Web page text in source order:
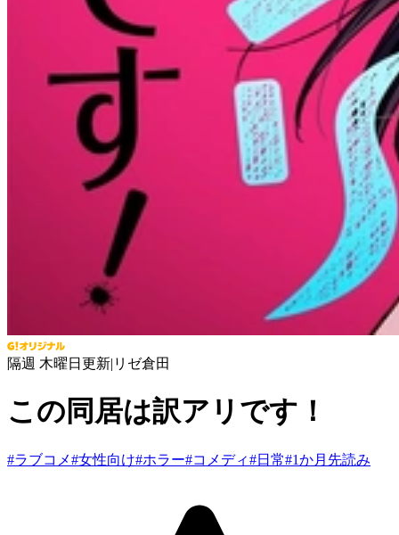
隔週 木曜日更新| リゼ倉田
この同居は訳アリです！
#ラブコメ#女性向け#ホラー#コメディ#日常#1か月先読み